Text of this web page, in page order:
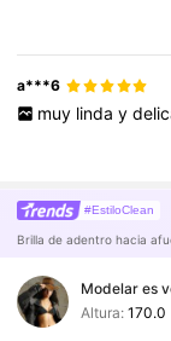
a***6
muy linda y
#EstiloClean
Brilla de adentro hacia
Modelar es
Altura: 170.0